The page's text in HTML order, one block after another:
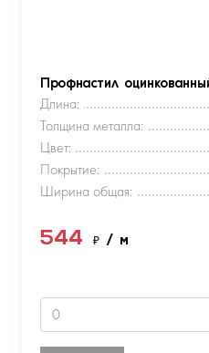
Профнастил
Длина:
Толщина металла:
Цвет:
Покрытие:
Ширина общая:
544 ₽ / м